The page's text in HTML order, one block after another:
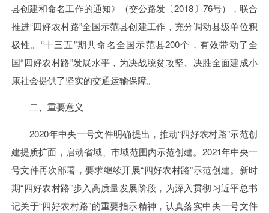
县创建和命名工作的通知》（交公路发〔2018〕76号），联合
推进“四好农村路”全国示范县创建工作，充分调动县级单位积
极性。“十三五”期共命名全国示范县200个，有效带动了全
国“四好农村路”发展水平，为决战脱贫攻坚、决胜全面建成小
康社会提供了坚实的交通运输保障。
二、重要意义
2020年中央一号文件明确提出，推动“四好农村路”示范创
建提质扩面，启动省域、市域范围内示范创建。2021年中央一
号文件再次部署，要求继续开展“四好农村路”示范创建。新时
期“四好农村路”步入高质量发展阶段，为深入贯彻习近平总书
记关于“四好农村路”的重要指示精神，认真落实中央一号文件